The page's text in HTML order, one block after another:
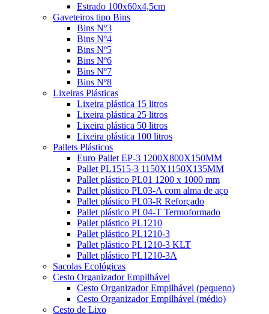
Estrado 100x60x4,5cm
Gaveteiros tipo Bins
Bins Nº3
Bins Nº4
Bins Nº5
Bins Nº6
Bins Nº7
Bins Nº8
Lixeiras Plásticas
Lixeira plástica 15 litros
Lixeira plástica 25 litros
Lixeira plástica 50 litros
Lixeira plástica 100 litros
Pallets Plásticos
Euro Pallet EP-3 1200X800X150MM
Pallet PL1515-3 1150X1150X135MM
Pallet plástico PL01 1200 x 1000 mm
Pallet plástico PL03-A com alma de aço
Pallet plástico PL03-R Reforçado
Pallet plástico PL04-T Termoformado
Pallet plástico PL1210
Pallet plástico PL1210-3
Pallet plástico PL1210-3 KLT
Pallet plástico PL1210-3A
Sacolas Ecológicas
Cesto Organizador Empilhável
Cesto Organizador Empilhável (pequeno)
Cesto Organizador Empilhável (médio)
Cesto de Lixo